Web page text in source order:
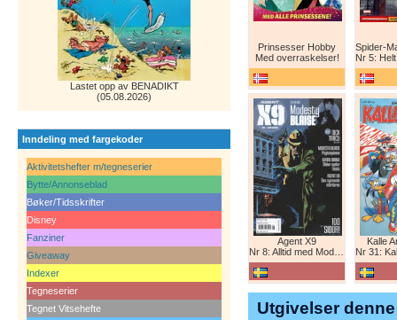
Lastet opp av BENADIKT
(05.08.2026)
Inndeling med fargekoder
Aktivitetshefter m/tegneserier
Bytte/Annonseblad
Bøker/Tidsskrifter
Disney
Fanziner
Giveaway
Indexer
Tegneserier
Tegnet Vitsehefte
Prinsesser Hobby
Med overraskelser!
Nr 5: Helt ny
Agent X9
Nr 8: Alltid med Modesty Blaise
Kalle
Nr 31:
Utgivelser